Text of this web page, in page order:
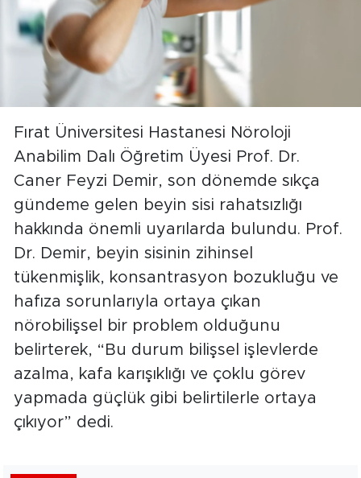
Fırat Üniversitesi Hastanesi Nöroloji
Anabilim Dalı Öğretim Üyesi Prof. Dr.
Caner Feyzi Demir, son dönemde sıkça
gündeme gelen beyin sisi rahatsızlığı
hakkında önemli uyarılarda bulundu. Prof.
Dr. Demir, beyin sisinin zihinsel
tükenmişlik, konsantrasyon bozukluğu ve
hafıza sorunlarıyla ortaya çıkan
nörobilişsel bir problem olduğunu
belirterek, “Bu durum bilişsel işlevlerde
azalma, kafa karışıklığı ve çoklu görev
yapmada güçlük gibi belirtilerle ortaya
çıkıyor” dedi.